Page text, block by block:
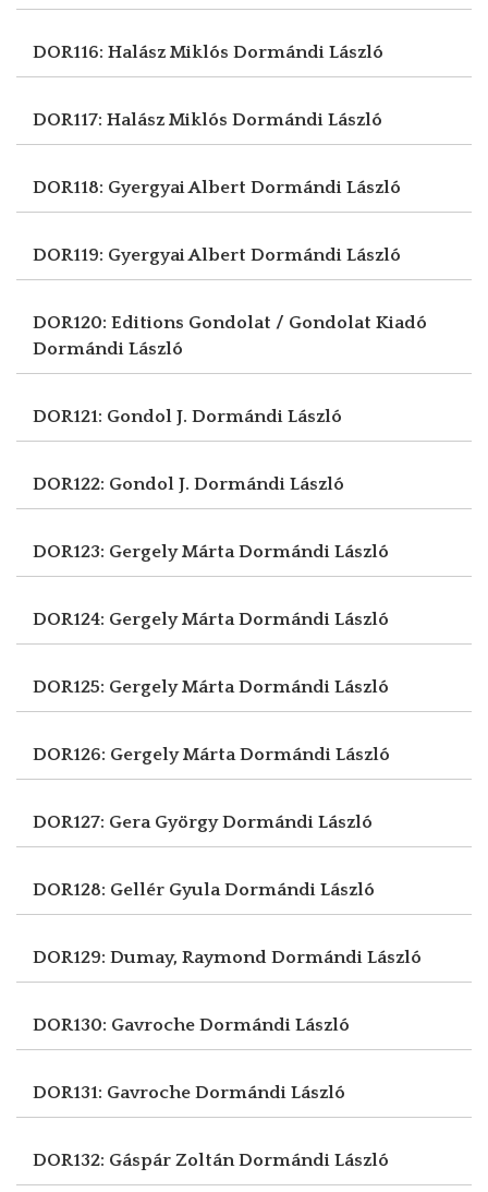
DOR116: Halász Miklós Dormándi László
DOR117: Halász Miklós Dormándi László
DOR118: Gyergyai Albert Dormándi László
DOR119: Gyergyai Albert Dormándi László
DOR120: Editions Gondolat / Gondolat Kiadó
Dormándi László
DOR121: Gondol J. Dormándi László
DOR122: Gondol J. Dormándi László
DOR123: Gergely MártaDormándi László
DOR124: Gergely MártaDormándi László
DOR125: Gergely MártaDormándi László
DOR126: Gergely MártaDormándi László
DOR127: Gera GyörgyDormándi László
DOR128: Gellér GyulaDormándi László
DOR129: Dumay, Raymond Dormándi László
DOR130: Gavroche Dormándi László
DOR131: Gavroche Dormándi László
DOR132: Gáspár ZoltánDormándi László